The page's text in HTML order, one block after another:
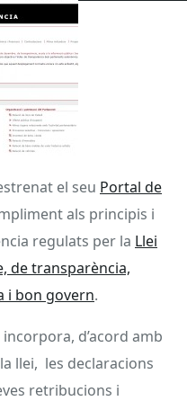
el seu Portal de
als principis i
regulats per la Llei
de transparència,
i bon govern.
d’acord amb
llei, les declaracions
retribucions i